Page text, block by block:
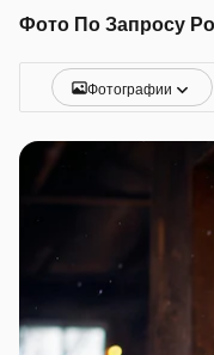
Фото По Запросу
Фотографии